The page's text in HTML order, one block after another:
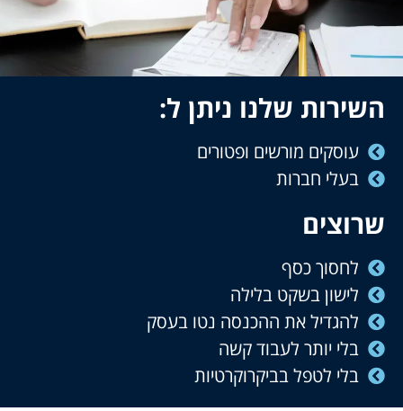
השירות שלנו ניתן ל:
עוסקים מורשים ופטורים
בעלי חברות
שרוצים
לחסוך כסף
לישון בשקט בלילה
להגדיל את ההכנסה נטו בעסק
בלי יותר לעבוד קשה
בלי לטפל בביקרוקרטיות